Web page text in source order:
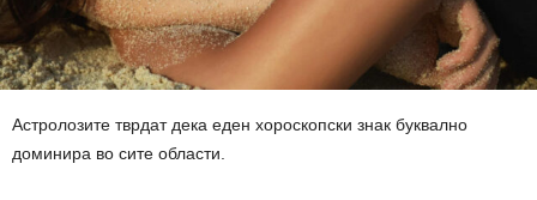
Астролозите тврдат дека еден хороскопски знак буквално
доминира во сите области.